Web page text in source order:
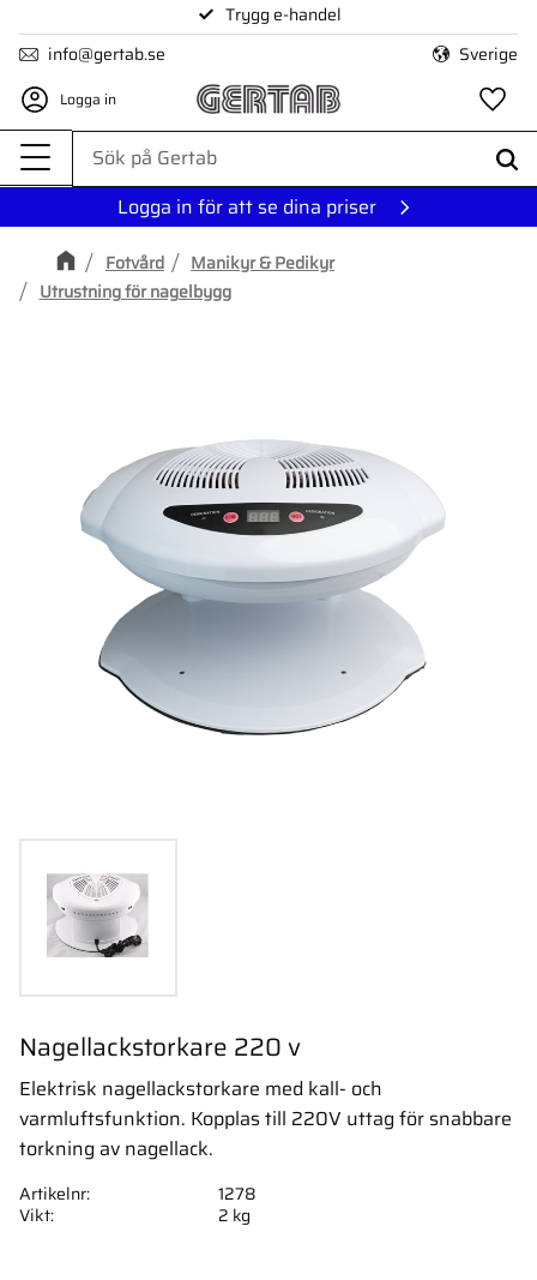
Meny
Trygg e-handel
info@gertab.se
Sverige
Logga in
Logga in för att se dina priser
Fotvård
Manikyr & Pedikyr
Utrustning för nagelbygg
Nagellackstorkare 220 v
Elektrisk nagellackstorkare med kall- och
varmluftsfunktion. Kopplas till 220V uttag för snabbare
torkning av nagellack.
Artikelnr
1278
Vikt
2 kg